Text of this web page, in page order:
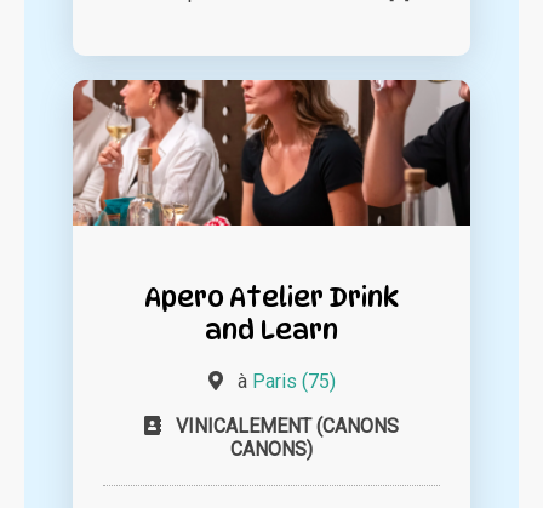
Apero Atelier Drink
and Learn
à Paris (75)
VINICALEMENT (CANONS
CANONS)